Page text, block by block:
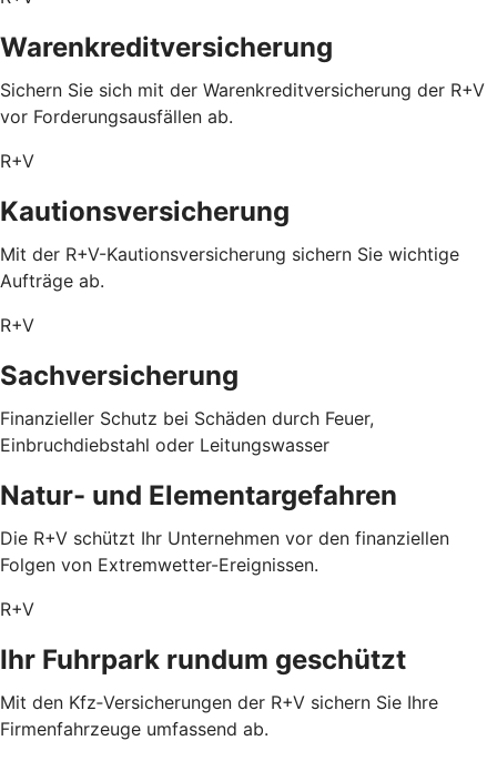
Warenkreditversicherung
Sichern Sie sich mit der Warenkreditversicherung der R+V
vor Forderungsausfällen ab.
R+V
Kautionsversicherung
Mit der R+V-Kautionsversicherung sichern Sie wichtige
Aufträge ab.
R+V
Sachversicherung
Finanzieller Schutz bei Schäden durch Feuer,
Einbruchdiebstahl oder Leitungswasser
Natur- und Elementargefahren
Die R+V schützt Ihr Unternehmen vor den finanziellen
Folgen von Extremwetter-Ereignissen.
R+V
Ihr Fuhrpark rundum geschützt
Mit den Kfz‑Versicherungen der R+V sichern Sie Ihre
Firmenfahrzeuge umfassend ab.